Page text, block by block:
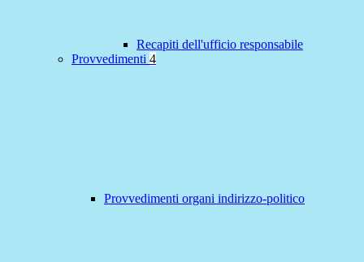
Recapiti dell'ufficio responsabile
Provvedimenti 4
Provvedimenti organi indirizzo-politico